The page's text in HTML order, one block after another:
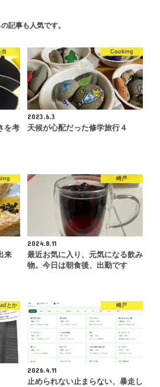
記事も人気です。
当
を考
Cooking
2023.6.3
天候が心配だった修学旅行４
来
崎戸
2024.8.11
最近お気に入り、元気になる飲み
物。今日は朝食後、出勤です
とか 崎戸
2026.4.11
止められない止まらない、暴走し